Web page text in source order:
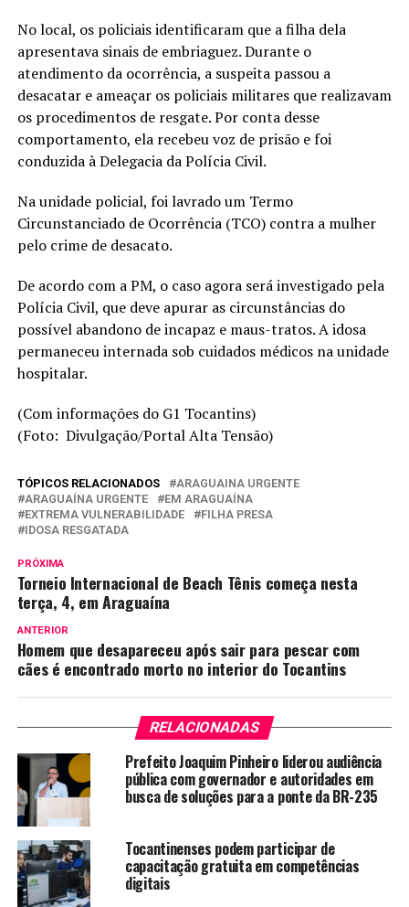
No local, os policiais identificaram que a filha dela
apresentava sinais de embriaguez. Durante o
atendimento da ocorrência, a suspeita passou a
desacatar e ameaçar os policiais militares que realizavam
os procedimentos de resgate. Por conta desse
comportamento, ela recebeu voz de prisão e foi
conduzida à Delegacia da Polícia Civil.
Na unidade policial, foi lavrado um Termo
Circunstanciado de Ocorrência (TCO) contra a mulher
pelo crime de desacato.
De acordo com a PM, o caso agora será investigado pela
Polícia Civil, que deve apurar as circunstâncias do
possível abandono de incapaz e maus-tratos. A idosa
permaneceu internada sob cuidados médicos na unidade
hospitalar.
(Com informações do G1 Tocantins)
(Foto: Divulgação/Portal Alta Tensão)
TÓPICOS RELACIONADOS
ARAGUAINA URGENTE
ARAGUAÍNA URGENTE
EM ARAGUAÍNA
EXTREMA VULNERABILIDADE
FILHA PRESA
IDOSA RESGATADA
PRÓXIMA
Torneio Internacional de Beach Tênis começa nesta
terça, 4, em Araguaína
ANTERIOR
Homem que desapareceu após sair para pescar com
cães é encontrado morto no interior do Tocantins
RELACIONADAS
Prefeito Joaquim Pinheiro liderou audiência
pública com governador e autoridades em
busca de soluções para a ponte da BR-235
Tocantinenses podem participar de
capacitação gratuita em competências
digitais